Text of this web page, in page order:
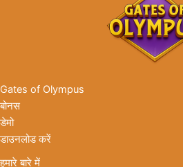
Gates of Olympus
बोनस
डेमो
डाउनलोड करें
हमारे बारे में